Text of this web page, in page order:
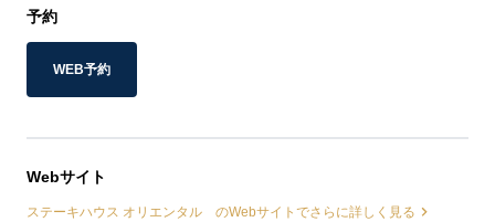
予約
WEB予約
Webサイト
ステーキハウス オリエンタル のWebサイトでさらに詳しく見る